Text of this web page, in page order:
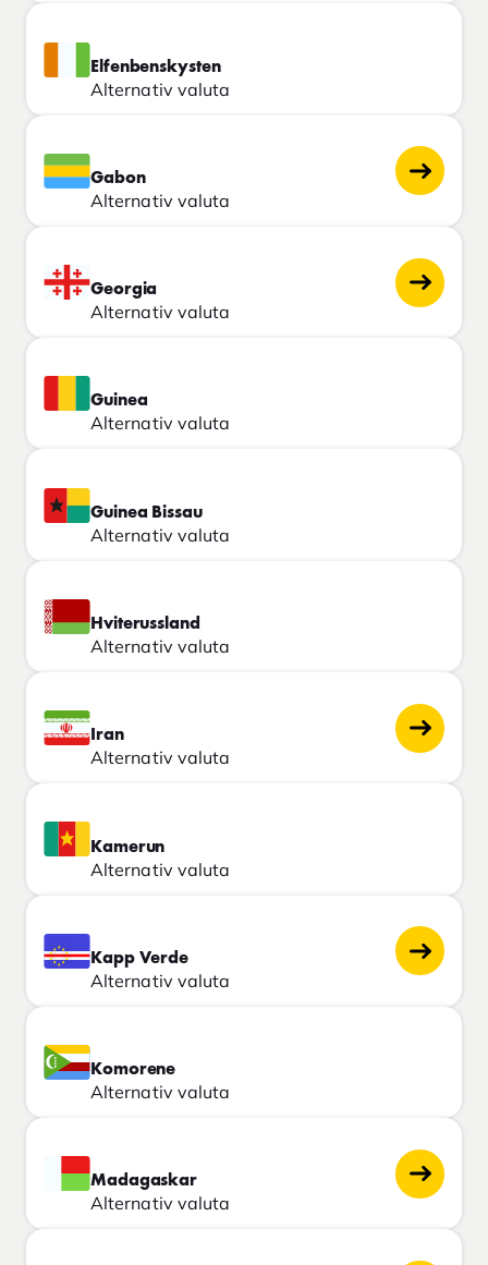
Elfenbenskysten
Alternativ valuta
Gabon
Alternativ valuta
Georgia
Alternativ valuta
Guinea
Alternativ valuta
Guinea Bissau
Alternativ valuta
Hviterussland
Alternativ valuta
Iran
Alternativ valuta
Kamerun
Alternativ valuta
Kapp Verde
Alternativ valuta
Komorene
Alternativ valuta
Madagaskar
Alternativ valuta